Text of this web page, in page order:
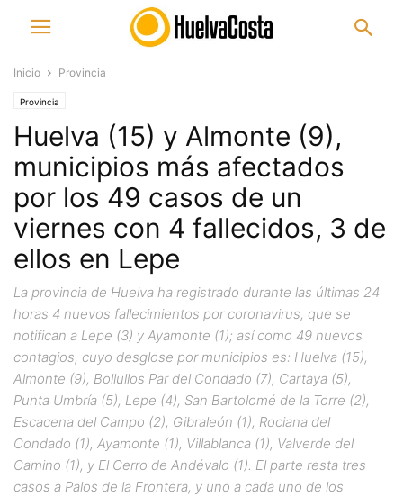
Inicio Provincia
Provincia
Huelva (15) y Almonte (9),
municipios más afectados
por los 49 casos de un
viernes con 4 fallecidos, 3 de
ellos en Lepe
La provincia de Huelva ha registrado durante las últimas 24
horas 4 nuevos fallecimientos por coronavirus, que se
notifican a Lepe (3) y Ayamonte (1); así como 49 nuevos
contagios, cuyo desglose por municipios es: Huelva (15),
Almonte (9), Bollullos Par del Condado (7), Cartaya (5),
Punta Umbría (5), Lepe (4), San Bartolomé de la Torre (2),
Escacena del Campo (2), Gibraleón (1), Rociana del
Condado (1), Ayamonte (1), Villablanca (1), Valverde del
Camino (1), y El Cerro de Andévalo (1). El parte resta tres
casos a Palos de la Frontera, y uno a cada uno de los